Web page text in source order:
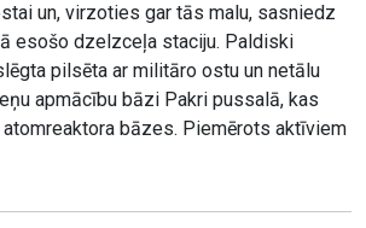
un, virzoties gar tās malu, sasniedz
esošo dzelzceļa staciju. Paldiski
pilsēta ar militāro ostu un netālu
apmācību bāzi Pakri pussalā, kas
bāzes. Piemērots aktīviem